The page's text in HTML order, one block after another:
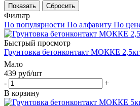
Показать Сбросить
Фильтр
По популярности По алфавиту По
Быстрый просмотр
Грунтовка бетонконтакт МОККЕ 2,5кг
Мало
439 руб/шт
-
+
В корзину